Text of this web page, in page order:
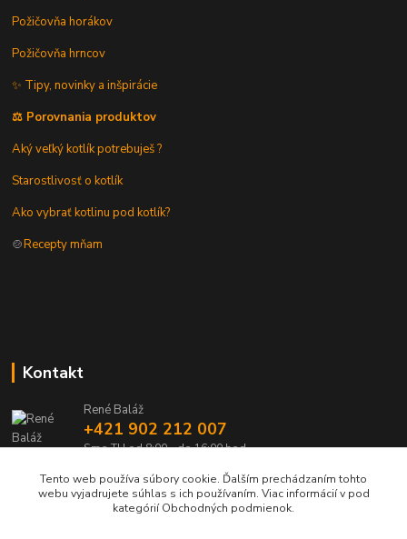
Požičovňa horákov
Požičovňa hrncov
✨ Tipy, novinky a inšpirácie
⚖️ Porovnania produktov
Aký veľký kotlík potrebuješ ?
Starostlivosť o kotlík
Ako vybrať kotlinu pod kotlík?
🍲Recepty mňam
Kontakt
René Baláž
+421 902 212 007
Sme TU od 8:00 - do 16:00 hod
info@kotlik.sk
Tento web používa súbory cookie. Ďalším prechádzaním tohto
webu vyjadrujete súhlas s ich používaním. Viac informácií v pod
kategórií Obchodných podmienok.